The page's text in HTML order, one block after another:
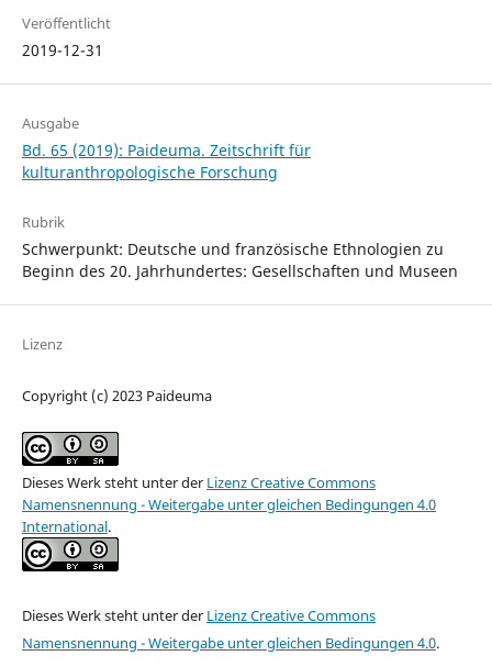
Veröffentlicht
2019-12-31
Ausgabe
Bd. 65 (2019): Paideuma. Zeitschrift für
kulturanthropologische Forschung
Rubrik
Schwerpunkt: Deutsche und französische Ethnologien zu
Beginn des 20. Jahrhundertes: Gesellschaften und Museen
Lizenz
Copyright (c) 2023 Paideuma
Dieses Werk steht unter der Lizenz Creative Commons
Namensnennung - Weitergabe unter gleichen Bedingungen 4.0
International.
Dieses Werk steht unter der Lizenz Creative Commons
Namensnennung - Weitergabe unter gleichen Bedingungen 4.0.